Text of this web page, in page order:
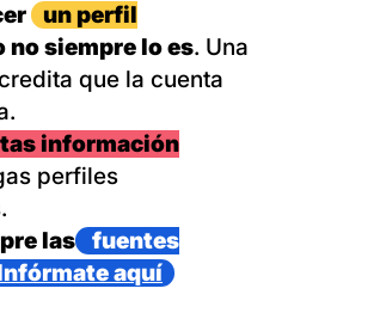
un perfil
no siempre lo es. Una
que la cuenta
información
perfiles
las
fuentes
aquí